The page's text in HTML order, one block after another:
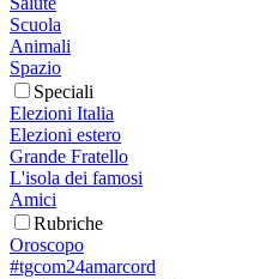
Scuola
Animali
Spazio
Speciali
Elezioni Italia
Elezioni estero
Grande Fratello
L'isola dei famosi
Amici
Rubriche
Oroscopo
#tgcom24amarcord